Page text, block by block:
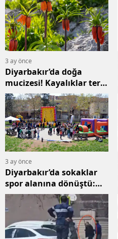
3 ay önce
Diyarbakır’da doğa
mucizesi! Kayalıklar ters
lalelerle kaplandı
3 ay önce
Diyarbakır’da sokaklar
spor alanına dönüştü:
Yüzlerce çocuk sahaya
indi